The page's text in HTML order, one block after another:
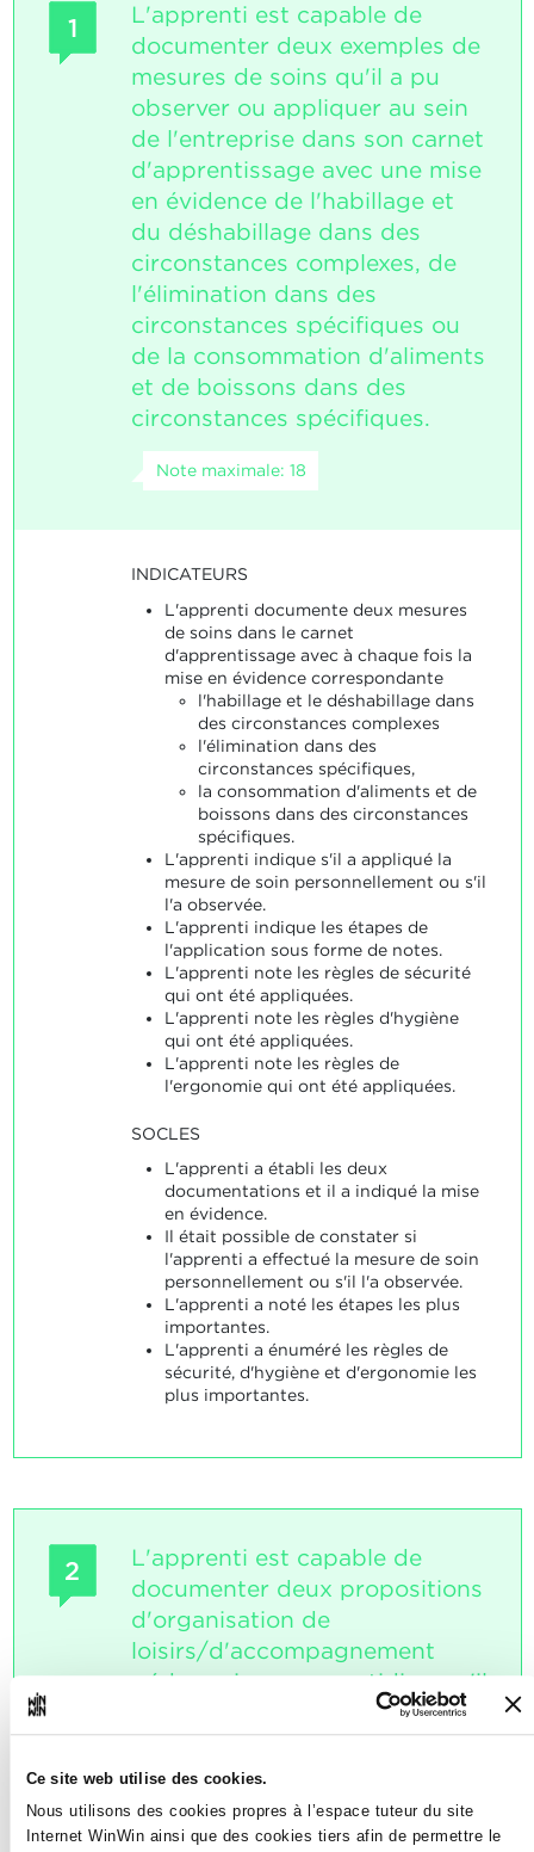
Ce site web utilise des cookies.
Nous utilisons des cookies propres à l’espace tuteur du site
Internet WinWin ainsi que des cookies tiers afin de permettre le
1
L'apprenti est capable de
documenter deux exemples de
mesures de soins qu'il a pu
observer ou appliquer au sein
de l'entreprise dans son carnet
d'apprentissage avec une mise
en évidence de l'habillage et
du déshabillage dans des
circonstances complexes, de
l'élimination dans des
circonstances spécifiques ou
de la consommation d'aliments
et de boissons dans des
circonstances spécifiques.
Note maximale: 18
INDICATEURS
L'apprenti documente deux mesures
de soins dans le carnet
d'apprentissage avec à chaque fois la
mise en évidence correspondante
l'habillage et le déshabillage dans
des circonstances complexes
l'élimination dans des
circonstances spécifiques,
la consommation d'aliments et de
boissons dans des circonstances
spécifiques.
L'apprenti indique s'il a appliqué la
mesure de soin personnellement ou s'il
l'a observée.
L'apprenti indique les étapes de
l'application sous forme de notes.
L'apprenti note les règles de sécurité
qui ont été appliquées.
L'apprenti note les règles d'hygiène
qui ont été appliquées.
L'apprenti note les règles de
l'ergonomie qui ont été appliquées.
SOCLES
L'apprenti a établi les deux
documentations et il a indiqué la mise
en évidence.
Il était possible de constater si
l'apprenti a effectué la mesure de soin
personnellement ou s'il l'a observée.
L'apprenti a noté les étapes les plus
importantes.
L'apprenti a énuméré les règles de
sécurité, d'hygiène et d'ergonomie les
plus importantes.
2
L'apprenti est capable de
documenter deux propositions
d'organisation de
loisirs/d'accompagnement
pédagogique au quotidien qu'il
a pu observer ou mettre en
pratique au sein de l'entreprise
au cours du troisième
semestre.